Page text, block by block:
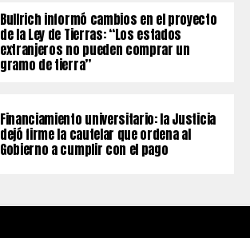
Bullrich informó cambios en el proyecto
de la Ley de Tierras: “Los estados
extranjeros no pueden comprar un
gramo de tierra”
Financiamiento universitario: la Justicia
dejó firme la cautelar que ordena al
Gobierno a cumplir con el pago